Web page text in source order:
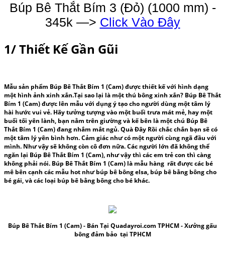
Búp Bê Thắt Bím 3 (Đỏ) (1000 mm) -
345k —> Click Vào Đây
1/ Thiết Kế Gần Gũi
Mẫu sản phẩm Búp Bê Thắt Bím 1 (Cam)được thiết kế với hình dạng
một hình ảnh xinh xắn.Tại sao lại là mộtthú bông xinh xắn? Búp Bê Thắt
Bím 1 (Cam)được lên mẫu với dụng ý tạo cho người dùng một tâm lý
hài hước vui vẻ. Hãy tưởng tượng vào một buổi trưa mát mẻ, hay một
buổi tối yên lành, bạn nằm trên giường và kế bên là một chú Búp Bê
Thắt Bím 1 (Cam) đang nhắm mắt ngủ. Quà Đây Rồi chắc chắn bạn sẽ có
một tâm lý yên bình hơn. Cảm giác như có một người cùng ngã đầu với
mình. Như vậy sẽ không còn cô đơn nữa. Các người lớn đã không thể
ngăn lại Búp Bê Thắt Bím 1 (Cam), như vậy thì các em trẻ con thì càng
không phải nói. Búp Bê Thắt Bím 1 (Cam) là mẫu hàng rất được các bé
mê bên cạnh các mẫu hot nhưbúp bê bông elsa, búp bê bằng bông cho
bé gái,và các loại búp bê bằng bông cho bé khác.
Búp Bê Thắt Bím 1 (Cam)- Bán Tại Quadayroi.com TPHCM -Xưởng gấu
bôngđảm bảo tại TPHCM